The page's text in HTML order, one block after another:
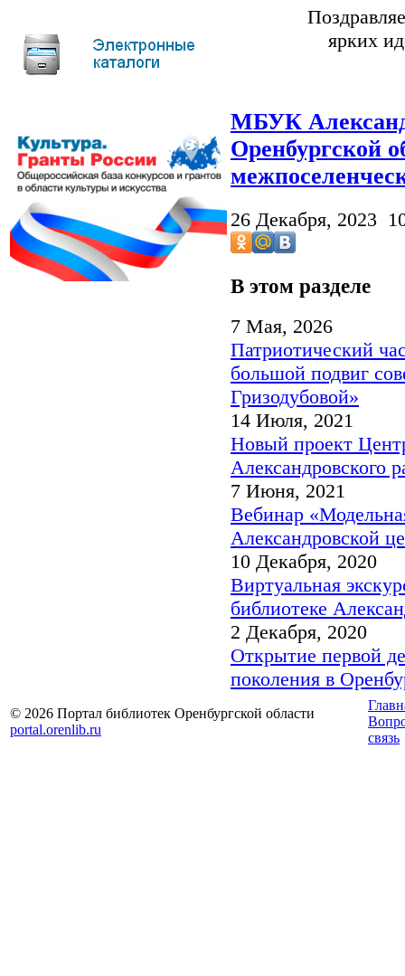
ярких
МБУК
Оренбургской
26 Декабря, 2023
В этом разделе
7 Мая, 2026
Патриотический
большой подвиг
Гризодубовой»
14 Июля, 2021
Новый проект
Александровского
7 Июня, 2021
Вебинар
Александровской
10 Декабря, 2020
Виртуальная
библиотеке
2 Декабря, 2020
Открытие первой
поколения в
© 2026 Портал библиотек Оренбургской области
portal.orenlib.ru
связь